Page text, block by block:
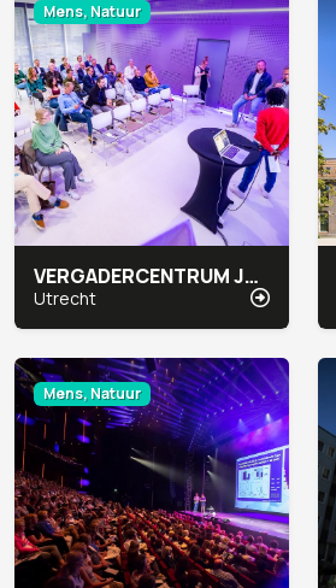
Mens, Natuur
VERGADERCENTRUM JAARBEURS MEETUP
Utrecht
Mens, Natuur